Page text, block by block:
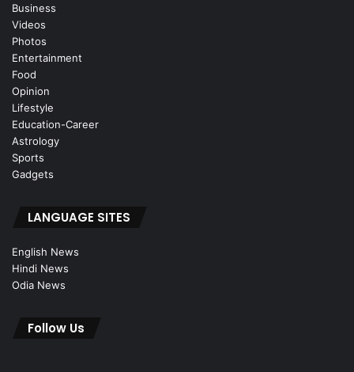
Business
Videos
Photos
Entertainment
Food
Opinion
Lifestyle
Education-Career
Astrology
Sports
Gadgets
LANGUAGE SITES
English News
Hindi News
Odia News
Follow Us